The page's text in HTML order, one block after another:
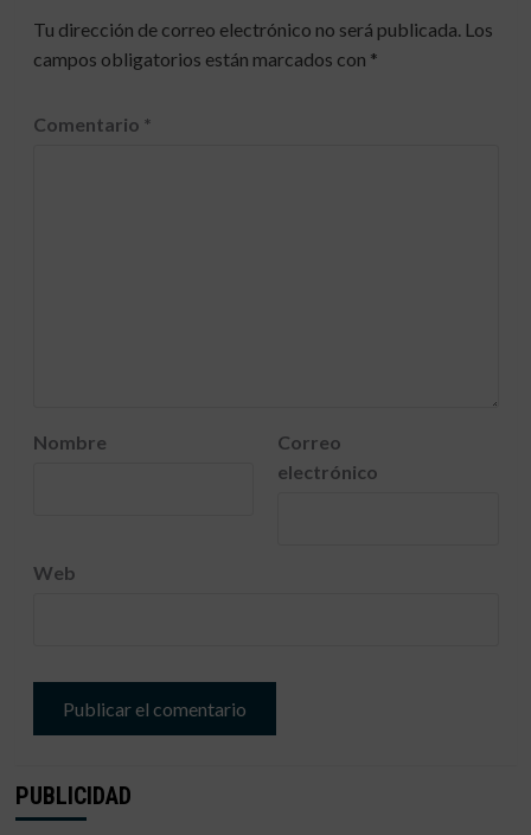
Tu dirección de correo electrónico no será publicada. Los
campos obligatorios están marcados con *
Comentario *
Nombre
Correo
electrónico
Web
PUBLICIDAD